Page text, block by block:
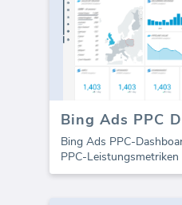
Bing Ads PPC-
PPC-Leistungsmetriken